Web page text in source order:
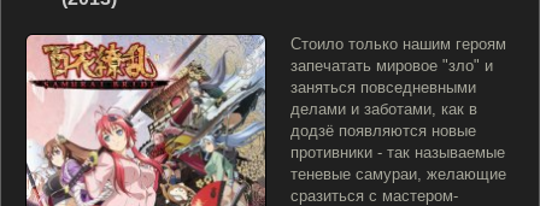
Стоило только нашим героям
запечатать мировое "зло" и
заняться повседневными
делами и заботами, как в
додзё появляются новые
противники - так называемые
теневые самураи, желающие
сразиться с мастером-